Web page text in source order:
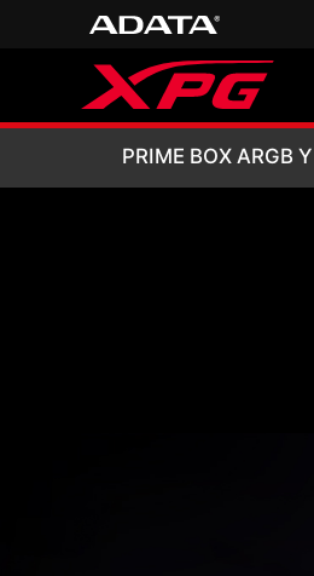
PRIME
PRIME BOX ARGB